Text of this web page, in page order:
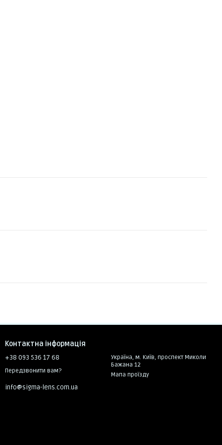
Контактна інформація
+38 093 536 17 68
Передзвонити вам?
info@sigma-lens.com.ua
Україна, м. Київ, проспект Миколи
Бажана 12
Мапа проїзду